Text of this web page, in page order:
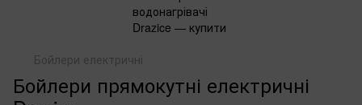
Бойлери електричні
Бойлери прямокутні електричні